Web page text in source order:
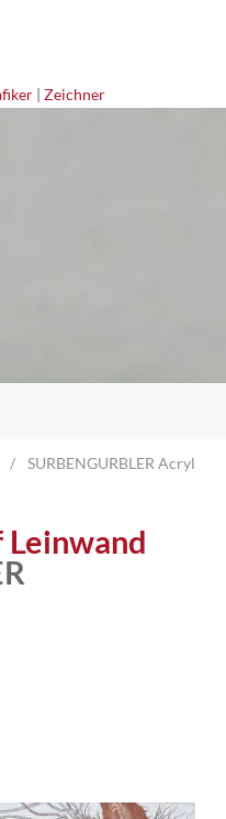
| Zeichner
SURBENGURBLER Acryl